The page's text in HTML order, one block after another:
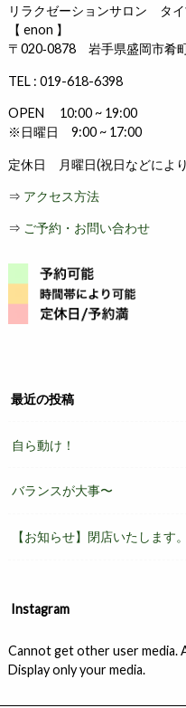
リラクゼーションサロン タ
【 enon 】
〒020‐0878 岩手県盛岡市肴
TEL : 019-618-6398
OPEN 10:00 ~ 19:00
※日曜日 9:00 ~ 17:00
定休日 月曜日(祝日などによ
⇒ アクセス方法
⇒ ご予約・お問い合わせ
最近の投稿
自ら動け！
バランスが大事〜
【お知らせ】閉店いたします。
Instagram
Cannot get other user media.
Display only your media.